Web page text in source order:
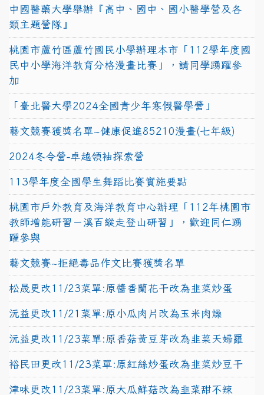
中國醫藥大學舉辦『高中、國中、國小醫學營及各
類主題營隊』
桃園市蘆竹區蘆竹國民小學辦理本市「112學年度國
民中小學海洋教育分格漫畫比賽」，請同學踴躍參
加
「臺北醫大學2024全國青少年寒假醫學營」
藝文競賽獲獎名單~健康促進85210漫畫(七年級)
2024冬令營-卓越領袖探索營
113學年度全國學生舞蹈比賽實施要點
桃園市戶外教育及海洋教育中心辦理「112年桃園市
教師增能研習－溪百縱走登山研習」，歡迎同仁踴
躍參與
藝文競賽~拒絕毒品作文比賽獲獎名單
松晟更改11/23菜單:原醬香蘭花干改為韭菜炒蛋
沅益更改11/21菜單:原小瓜肉片改為玉米肉燥
沅益更改11/23菜單:原香菇黃豆芽改為韭菜天婦羅
裕民田更改11/23菜單:原紅絲炒蛋改為韭菜炒豆干
津味更改11/23菜單:原大瓜鮮菇改為韭菜甜不辣